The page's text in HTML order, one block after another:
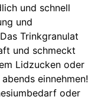
und schnell
und
Trinkgranulat
und schmeckt
Lidzucken oder
einnehmen!
oder